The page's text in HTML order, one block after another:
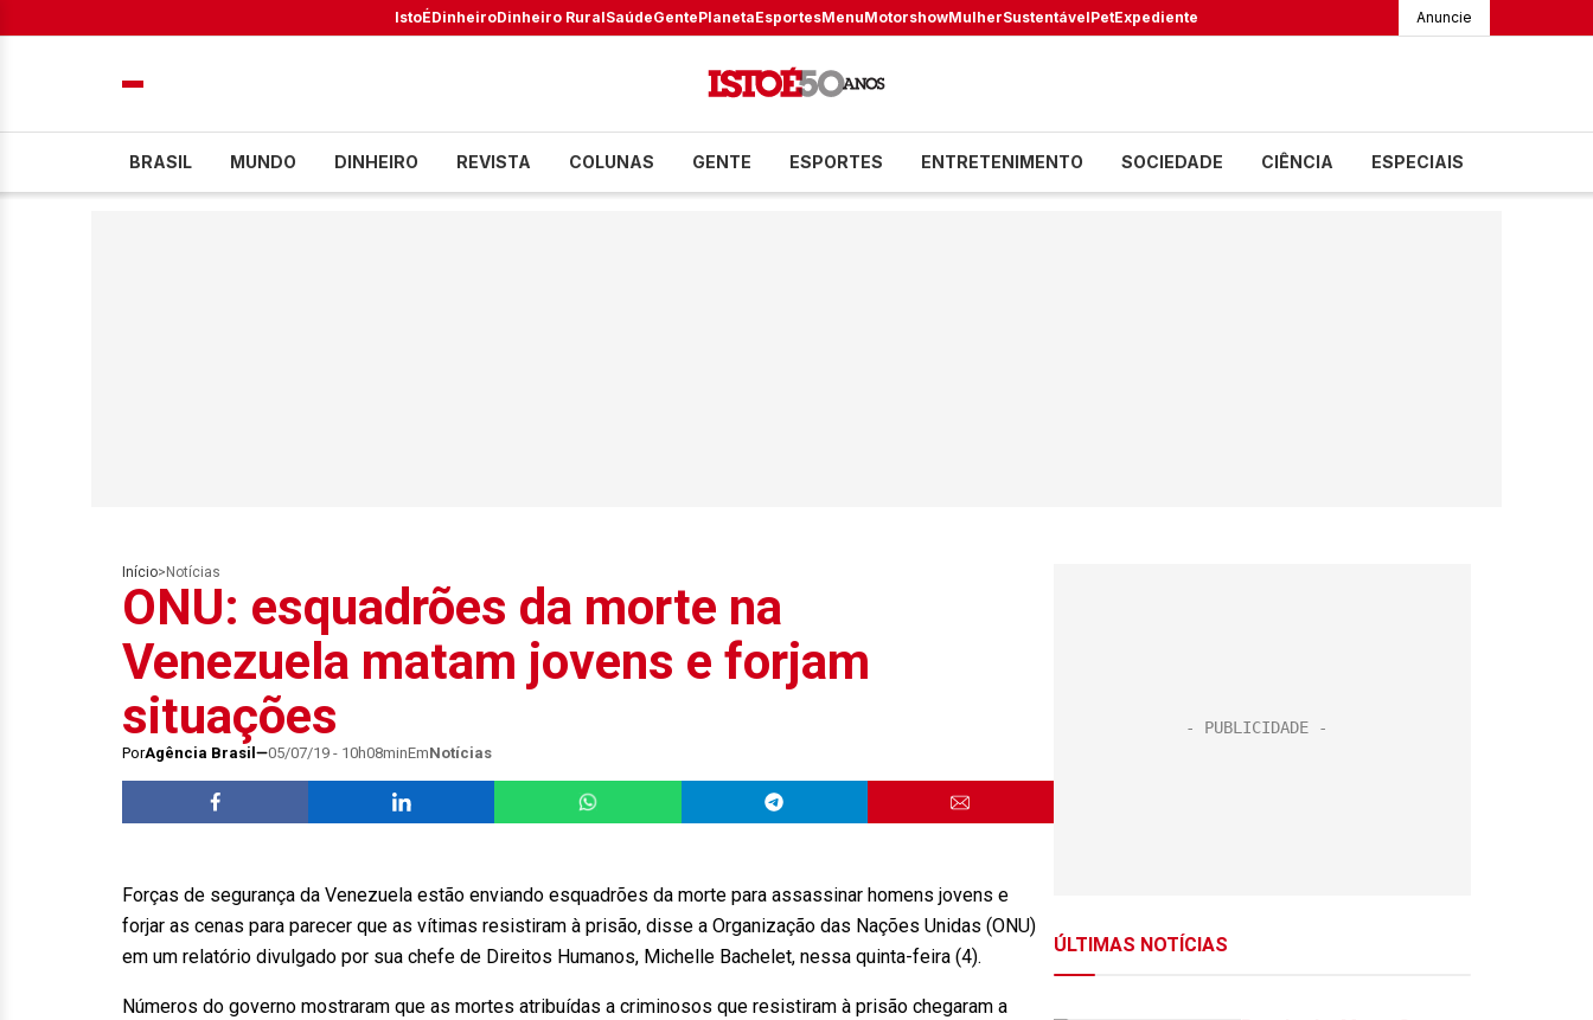
IstoÉDinheiroDinheiro RuralSaúdeGentePlanetaEsportesMenuMotorshowMulherSustentávelPetExpediente Anuncie
BRASIL MUNDO DINHEIRO REVISTA COLUNAS GENTE ESPORTES ENTRETENIMENTO SOCIEDADE CIÊNCIA ESPECIAIS
Início> Notícias
ONU: esquadrões da morte na
Venezuela matam jovens e forjam
situações
PorAgência Brasil 05/07/19 - 10h08minEmNotícias
Forças de segurança da Venezuela estão enviando esquadrões da morte para assassinar homens jovens e
forjar as cenas para parecer que as vítimas resistiram à prisão, disse a Organização das Nações Unidas (ONU)
em um relatório divulgado por sua chefe de Direitos Humanos, Michelle Bachelet, nessa quinta-feira (4).
Números do governo mostraram que as mortes atribuídas a criminosos que resistiram à prisão chegaram a